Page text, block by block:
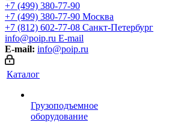
+7 (499) 380-77-90
+7 (499) 380-77-90 Москва
+7 (812) 602-77-08 Санкт-Петербург
info@poip.ru E-mail
E-mail: info@poip.ru
Каталог
Грузоподъемное
оборудование